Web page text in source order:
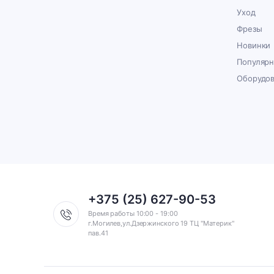
Уход
Фрезы
Новинки
+375 (25) 627-90-53
Время работы 10:00 - 19:00
г.Могилев,ул.Дзержинского 19 ТЦ "Материк"
пав.41